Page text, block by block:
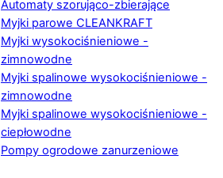
Automaty szorująco-zbierające
Myjki parowe CLEANKRAFT
Myjki wysokociśnieniowe -
zimnowodne
Myjki spalinowe wysokociśnieniowe -
zimnowodne
Myjki spalinowe wysokociśnieniowe -
ciepłowodne
Pompy ogrodowe zanurzeniowe